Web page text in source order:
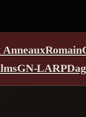
AnneauxRomain
GN-LARP